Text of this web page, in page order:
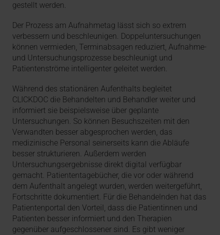
gestellt werden.
Der Prozess am Aufnahmetag lässt sich so extrem
verbessern und beschleunigen. Doppeluntersuchungen
können vermieden, Terminabsagen reduziert, Aufnahme-
und Untersuchungsprozesse beschleunigt und
Patientenströme intelligenter geleitet werden.
Während des stationären Aufenthalts begleitet
CLICKDOC die Behandelten und Behandler weiter und
informiert sie beispielsweise über geplante
Untersuchungen. So können Besuchszeiten mit den
Verwandten besser abgesprochen werden, das
medizinische Personal seinerseits kann die Abläufe
besser strukturieren. Außerdem werden
Untersuchungsergebnisse direkt digital verfügbar
gemacht. Patiententagebücher, die vor oder während
dem Aufenthalt angelegt wurden, werden weitergeführt,
Fortschritte dokumentiert. Für die Behandelnden hat das
Patientenportal den Vorteil, dass die Patientinnen und
Patienten besser informiert und den Therapien
gegenüber aufgeschlossener sind. Es gibt weniger